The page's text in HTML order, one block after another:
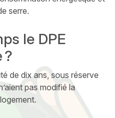
serre.
le DPE
?
de dix ans, sous réserve
pas modifié la